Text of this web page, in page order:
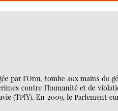
par l’Onu, tombe aux mains du
contre l’humanité et de
(TPIY). En 2009, le Parlement